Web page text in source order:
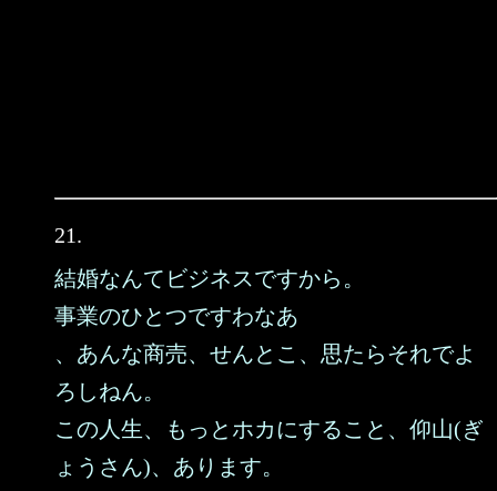
21.
結婚なんてビジネスですから。
事業のひとつですわなあ
、あんな商売、せんとこ、思たらそれでよ
ろしねん。
この人生、もっとホカにすること、仰山(ぎ
ょうさん)、あります。